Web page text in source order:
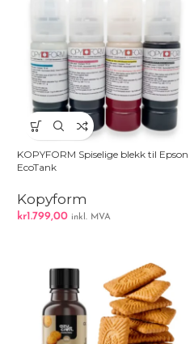
KOPYFORM Spiselige blekk til Epson
EcoTank
Kopyform
kr1.799,00 inkl. MVA